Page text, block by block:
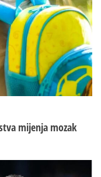
mijenja mozak